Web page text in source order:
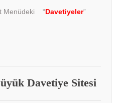
Menüdeki “Davetiyeler”
Davetiye Sitesi